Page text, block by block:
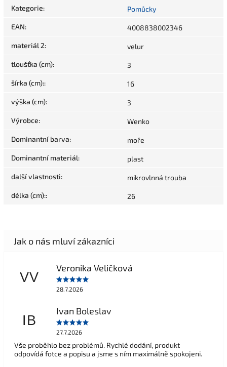
Kategorie: Pomůcky
EAN: 4008838002346
materiál 2: velur
tloušťka (cm): 3
šírka (cm):: 16
výška (cm): 3
Výrobce: Wenko
Dominantní barva: moře
Dominantní materiál: plast
další vlastnosti: mikrovlnná trouba
délka (cm):: 26
VV
Veronika Veličková
28.7.2026
IB
Ivan Boleslav
27.7.2026
Vše proběhlo bez problémů. Rychlé dodání, produkt
odpovídá fotce a popisu a jsme s ním maximálně spokojeni.